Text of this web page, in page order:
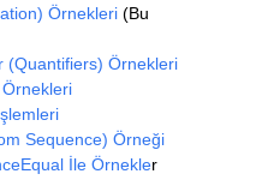
Örnekleri (Bu
(Quantifiers) Örnekleri
Örnekleri
Sequence) Örneği
İle Örnekler